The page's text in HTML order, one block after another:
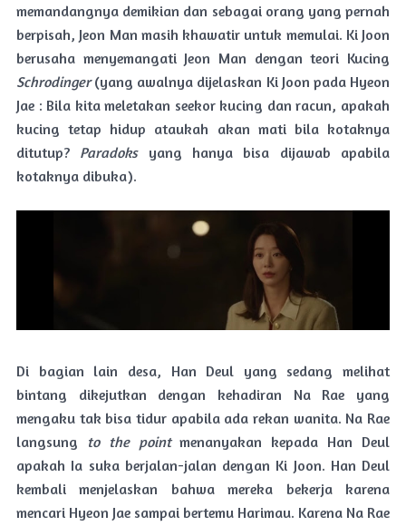
memandangnya demikian dan sebagai orang yang pernah
berpisah, Jeon Man masih khawatir untuk memulai. Ki Joon
berusaha menyemangati Jeon Man dengan teori Kucing
Schrodinger(yang awalnya dijelaskan Ki Joon pada Hyeon
Jae : Bila kita meletakan seekor kucing dan racun, apakah
kucing tetap hidup ataukah akan mati bila kotaknya
ditutup? Paradoksyang hanya bisa dijawab apabila
kotaknya dibuka).
Di bagian lain desa, Han Deul yang sedang melihat
bintang dikejutkan dengan kehadiran Na Rae yang
mengaku tak bisa tidur apabila ada rekan wanita. Na Rae
langsung
to the pointmenanyakan kepada Han Deul
apakah Ia suka berjalan-jalan dengan Ki Joon. Han Deul
kembali menjelaskan bahwa mereka bekerja karena
mencari Hyeon Jae sampai bertemu Harimau. Karena Na Rae